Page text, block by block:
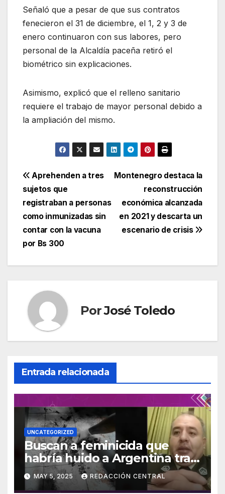
Señaló que a pesar de que sus contratos
fenecieron el 31 de diciembre, el 1, 2 y 3 de
enero continuaron con sus labores, pero
personal de la Alcaldía paceña retiró el
biométrico sin explicaciones.
Asimismo, explicó que el relleno sanitario
requiere el trabajo de mayor personal debido a
la ampliación del mismo.
Navegación
de
entradas
Montenegro destaca la
reconstrucción
económica alcanzada
en 2021 y descarta un
escenario de crisis
Aprehenden a tres
sujetos que
registraban a personas
como inmunizadas sin
contar con la vacuna
por Bs 300
PorJosé Toledo
Entrada relacionada
UNCATEGORIZED
Buscan a feminicida que
habría huido a Argentina tras
asesinar a su concubina en
Tarija
MAY 5, 2025 REDACCIÓN CENTRAL